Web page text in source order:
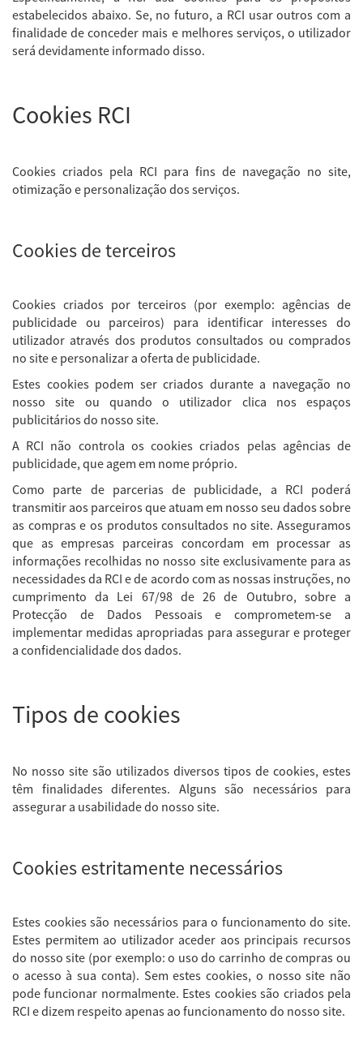
estabelecidos abaixo. Se, no futuro, a RCI usar outros com a
finalidade de conceder mais e melhores serviços, o utilizador
será devidamente informado disso.
Cookies RCI
Cookies criados pela RCI para fins de navegação no site,
otimização e personalização dos serviços.
Cookies de terceiros
Cookies criados por terceiros (por exemplo: agências de
publicidade ou parceiros) para identificar interesses do
utilizador através dos produtos consultados ou comprados
no site e personalizar a oferta de publicidade.
Estes cookies podem ser criados durante a navegação no
nosso site ou quando o utilizador clica nos espaços
publicitários do nosso site.
A RCI não controla os cookies criados pelas agências de
publicidade, que agem em nome próprio.
Como parte de parcerias de publicidade, a RCI poderá
transmitir aos parceiros que atuam em nosso seu dados sobre
as compras e os produtos consultados no site. Asseguramos
que as empresas parceiras concordam em processar as
informações recolhidas no nosso site exclusivamente para as
necessidades da RCI e de acordo com as nossas instruções, no
cumprimento da Lei 67/98 de 26 de Outubro, sobre a
Protecção de Dados Pessoais e comprometem-se a
implementar medidas apropriadas para assegurar e proteger
a confidencialidade dos dados.
Tipos de cookies
No nosso site são utilizados diversos tipos de cookies, estes
têm finalidades diferentes. Alguns são necessários para
assegurar a usabilidade do nosso site.
Cookies estritamente necessários
Estes cookies são necessários para o funcionamento do site.
Estes permitem ao utilizador aceder aos principais recursos
do nosso site (por exemplo: o uso do carrinho de compras ou
o acesso à sua conta). Sem estes cookies, o nosso site não
pode funcionar normalmente. Estes cookies são criados pela
RCI e dizem respeito apenas ao funcionamento do nosso site.